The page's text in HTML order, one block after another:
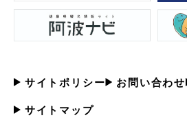
サイトポリシー お問い合わせ
サイトマップ